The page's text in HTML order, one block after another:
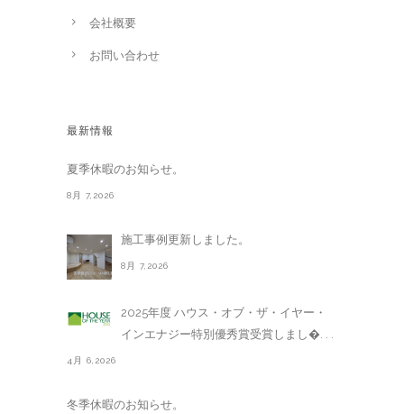
会社概要
お問い合わせ
最新情報
夏季休暇のお知らせ。
8月 7,2026
施工事例更新しました。
8月 7,2026
2025年度 ハウス・オブ・ザ・イヤー・
インエナジー特別優秀賞受賞しまし�. . .
4月 6,2026
冬季休暇のお知らせ。